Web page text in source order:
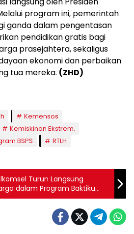
program ini, pemerintah
ganda dalam pengentasan
pendidikan gratis bagi
prasejahtera, sekaligus
ekonomi dan perbaikan
tua mereka. (ZHD)
Kemensos
Kemiskinan Ekstrem.
BSPS
RTLH
Turun Langsung
dalam Program Baktiku